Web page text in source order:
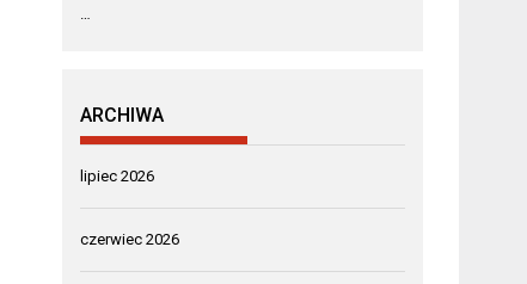
ARCHIWA
lipiec 2026
czerwiec 2026